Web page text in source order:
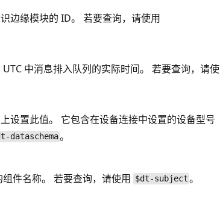
边缘模块的 ID。 若要查询，请使用
中消息排入队列的实际时间。 若要查询，请使
设置此值。 它包含在设备连接中设置的设备型号
dataschema。
件名称。 若要查询，请使用 $dt-subject 。